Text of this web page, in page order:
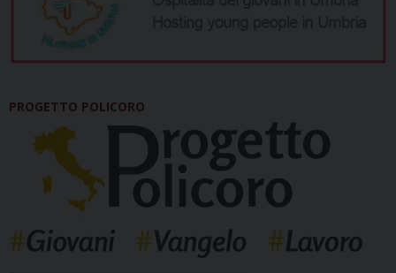
PROGETTO POLICORO